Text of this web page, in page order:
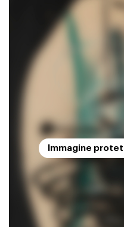
Immagine